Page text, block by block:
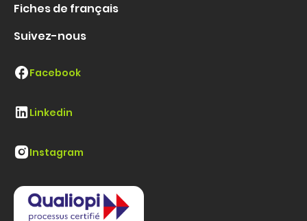
Fiches de français
Suivez-nous
Facebook
Linkedin
Instagram